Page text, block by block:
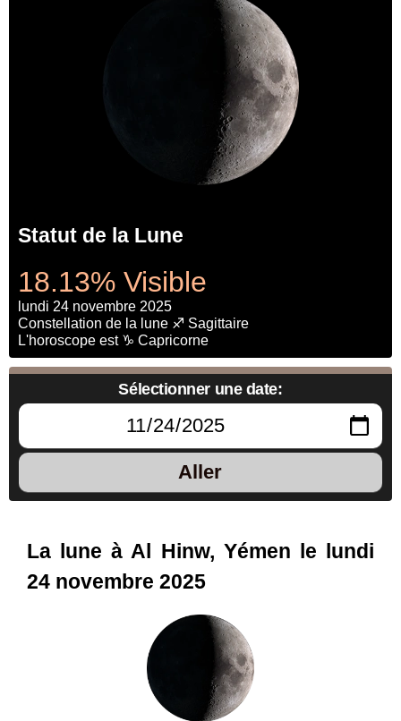
Statut de la Lune
18.13% Visible
lundi 24 novembre 2025
Constellation de la lune ♐ Sagittaire
L'horoscope est ♑ Capricorne
Sélectionner une date:
Aller
La lune à Al Hinw, Yémen le lundi
24 novembre 2025